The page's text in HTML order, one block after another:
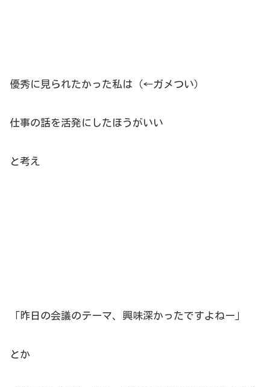
優秀に見られたかった私は（←ガメつい）
仕事の話を活発にしたほうがいい
と考え
「昨日の会議のテーマ、興味深かったですよねー」
とか